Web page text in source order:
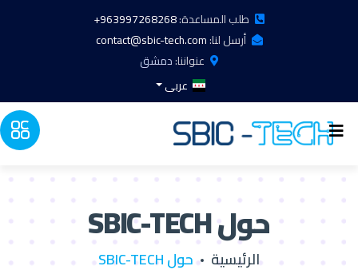
طلب المساعدة:963997268268+
أرسل لنا:contact@sbic-tech.com
عنواننا:دمشق
عربى
حول SBIC-TECH
الرئيسية حول SBIC-TECH